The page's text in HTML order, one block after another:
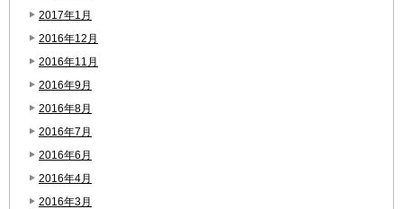
2017年1月
2016年12月
2016年11月
2016年9月
2016年8月
2016年7月
2016年6月
2016年4月
2016年3月